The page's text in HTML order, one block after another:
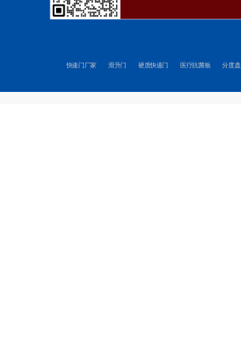
快速门厂家 滑升门 硬质快速门 医疗抗菌板 分度盘